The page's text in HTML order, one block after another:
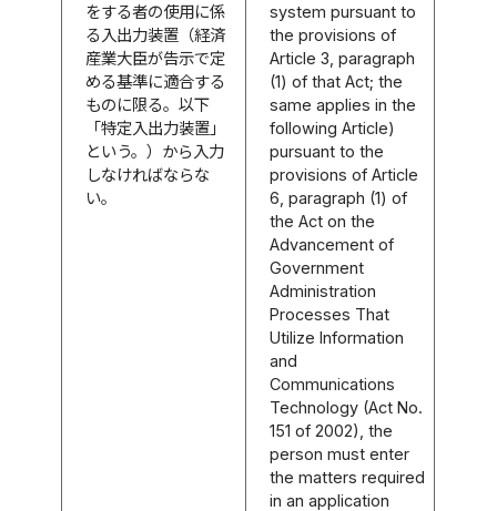
をする者の使用に係
る入出力装置（経済
産業大臣が告示で定
める基準に適合する
ものに限る。以下
「特定入出力装置」
という。）から入力
しなければならな
い。
system pursuant to
the provisions of
Article 3, paragraph
(1) of that Act; the
same applies in the
following Article)
pursuant to the
provisions of Article
6, paragraph (1) of
the Act on the
Advancement of
Government
Administration
Processes That
Utilize Information
and
Communications
Technology (Act No.
151 of 2002), the
person must enter
the matters required
in an application